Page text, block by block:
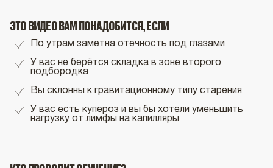
ЭТО ВИДЕО ВАМ ПОНАДОБИТСЯ, ЕСЛИ
По утрам заметна отечность под глазами
У вас не берётся складка в зоне второго
подбородка
Вы склонны к гравитационному типу старения
У вас есть купероз и вы бы хотели уменьшить
нагрузку от лимфы на капилляры